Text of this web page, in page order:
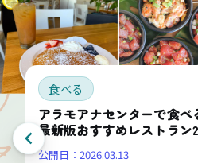
食べる
アラモアナセンターで食べ
最新版おすすめレストラン
公開日： 2026.03.13